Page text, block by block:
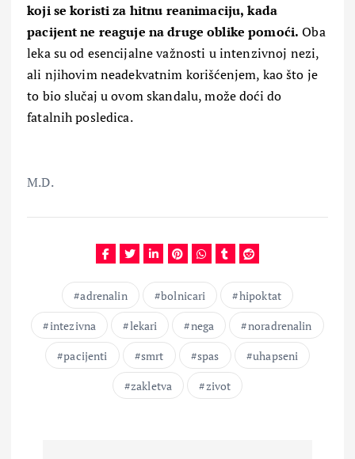
koji se koristi za hitnu reanimaciju, kada
pacijent ne reaguje na druge oblike pomoći. Oba
leka su od esencijalne važnosti u intenzivnoj nezi,
ali njihovim neadekvatnim korišćenjem, kao što je
to bio slučaj u ovom skandalu, može doći do
fatalnih posledica.
M.D.
adrenalin bolnicari
hipoktat
intezivna
lekari nega
noradrenalin
pacijenti
smrt spas
uhapseni
zakletva
zivot